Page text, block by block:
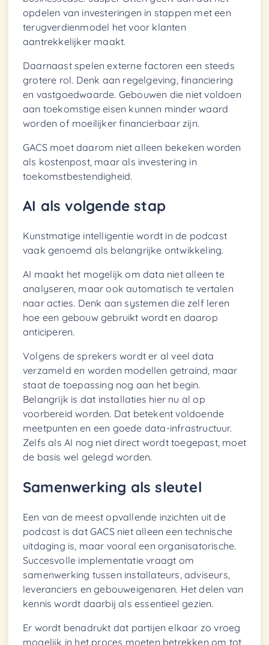
opdelen van investeringen in stappen met een
terugverdienmodel het voor klanten
aantrekkelijker maakt.
Daarnaast spelen externe factoren een steeds
grotere rol. Denk aan regelgeving, financiering
en vastgoedwaarde. Gebouwen die niet voldoen
aan toekomstige eisen kunnen minder waard
worden of moeilijker financierbaar zijn.
GACS moet daarom niet alleen bekeken worden
als kostenpost, maar als investering in
toekomstbestendigheid.
AI als volgende stap
Kunstmatige intelligentie wordt in de podcast
vaak genoemd als belangrijke ontwikkeling.
AI maakt het mogelijk om data niet alleen te
analyseren, maar ook automatisch te vertalen
naar acties. Denk aan systemen die zelf leren
hoe een gebouw gebruikt wordt en daarop
anticiperen.
Volgens de sprekers wordt er al veel data
verzameld en worden modellen getraind, maar
staat de toepassing nog aan het begin.
Belangrijk is dat installaties hier nu al op
voorbereid worden. Dat betekent voldoende
meetpunten en een goede data-infrastructuur.
Zelfs als AI nog niet direct wordt toegepast, moet
de basis wel gelegd worden.
Samenwerking als sleutel
Een van de meest opvallende inzichten uit de
podcast is dat GACS niet alleen een technische
uitdaging is, maar vooral een organisatorische.
Succesvolle implementatie vraagt om
samenwerking tussen installateurs, adviseurs,
leveranciers en gebouweigenaren. Het delen van
kennis wordt daarbij als essentieel gezien.
Er wordt benadrukt dat partijen elkaar zo vroeg
mogelijk in het proces moeten betrekken om tot